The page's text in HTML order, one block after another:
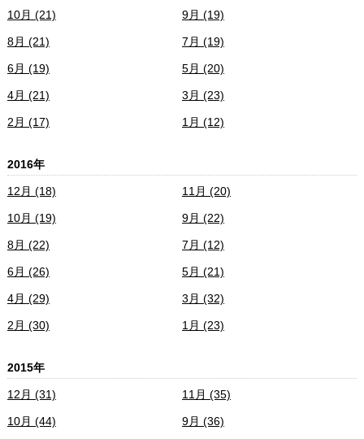
10月 (21) 9月 (19)
8月 (21) 7月 (19)
6月 (19) 5月 (20)
4月 (21) 3月 (23)
2月 (17) 1月 (12)
2016年
12月 (18) 11月 (20)
10月 (19) 9月 (22)
8月 (22) 7月 (12)
6月 (26) 5月 (21)
4月 (29) 3月 (32)
2月 (30) 1月 (23)
2015年
12月 (31) 11月 (35)
10月 (44) 9月 (36)